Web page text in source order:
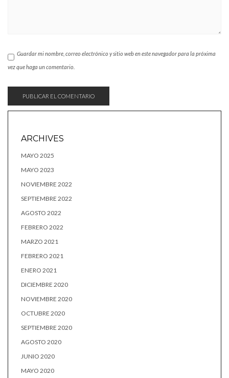
Guardar mi nombre, correo electrónico y sitio web en este navegador para la próxima
vez que haga un comentario.
ARCHIVES
MAYO 2025
MAYO 2023
NOVIEMBRE 2022
SEPTIEMBRE 2022
AGOSTO 2022
FEBRERO 2022
MARZO 2021
FEBRERO 2021
ENERO 2021
DICIEMBRE 2020
NOVIEMBRE 2020
OCTUBRE 2020
SEPTIEMBRE 2020
AGOSTO 2020
JUNIO 2020
MAYO 2020